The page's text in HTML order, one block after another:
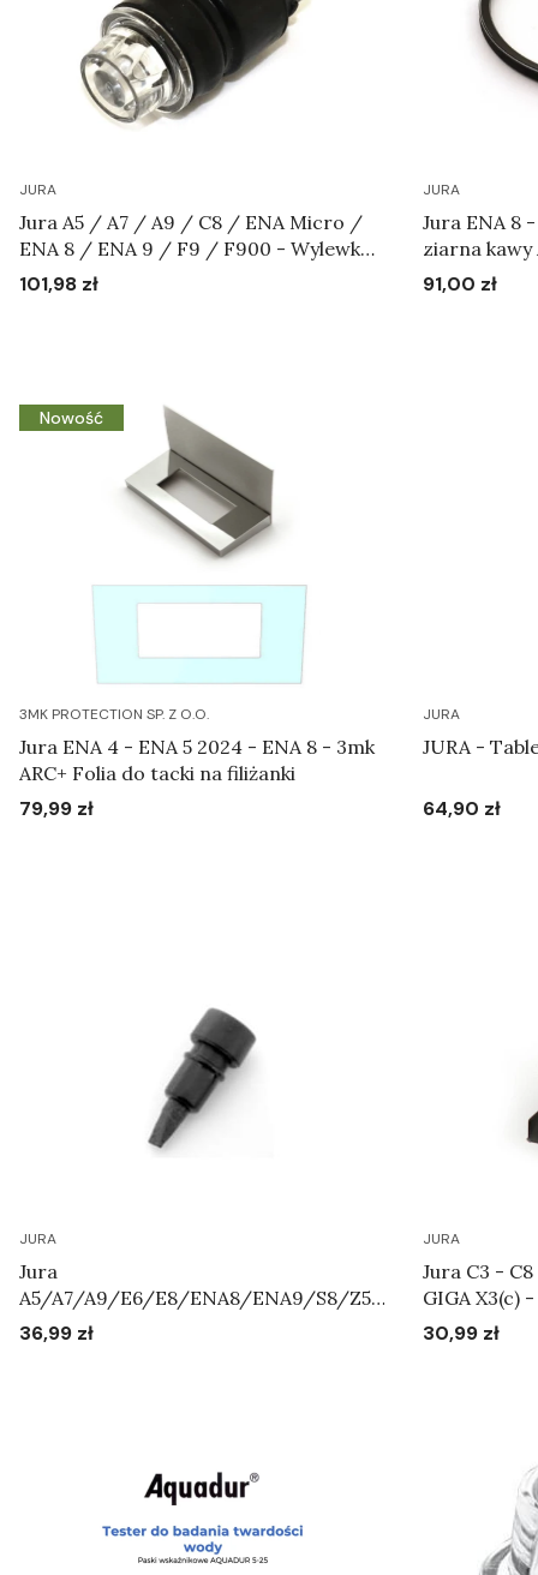
JURA
Jura A5 / A7 / A9 / C8 / ENA Micro /
ENA 8 / ENA 9 / F9 / F900 - Wylewka
systemu mleka kpl. Art.72702
Cena
101,98 zł
JURA
Jura ENA 8
ziarna kawy
Cena
91,00 zł
Nowość
3MK PROTECTION SP. Z O.O.
Jura ENA 4 - ENA 5 2024 - ENA 8 - 3mk
ARC+ Folia do tacki na filiżanki
Cena
79,99 zł
JURA
JURA -
Cena
64,90 zł
JURA
Jura
A5/A7/A9/E6/E8/ENA8/ENA9/S8/Z5/
Z7/Z9/WE8 - napowietrzacz "grzybek"
Cena
36,99 zł
JURA
Jura C3 -
GIGA X3(c)
- X10(c) -
Cena
30,99 zł